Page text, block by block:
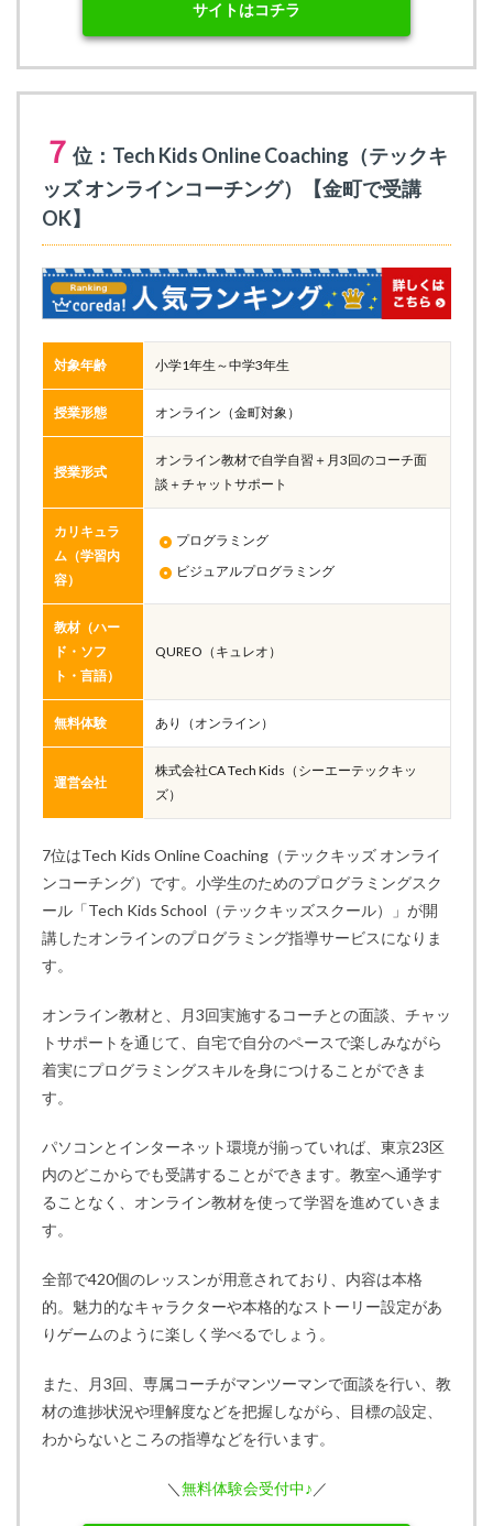
サイトはコチラ
７ 位：Tech Kids Online Coaching（テックキ
ッズ オンラインコーチング）【金町で受講
OK】
対象年齢 小学1年生～中学3年生
授業形態 オンライン（金町対象）
授業形式
オンライン教材で自学自習＋月3回のコーチ面
談＋チャットサポート
カリキュラ
ム（学習内
容）
プログラミング
ビジュアルプログラミング
教材（ハー
ド・ソフ
ト・言語）
QUREO（キュレオ）
無料体験 あり（オンライン）
運営会社
株式会社CA Tech Kids（シーエーテックキッ
ズ）
7位はTech Kids Online Coaching（テックキッズ オンライ
ンコーチング）です。小学生のためのプログラミングスク
ール「Tech Kids School（テックキッズスクール）」が開
講したオンラインのプログラミング指導サービスになりま
す。
オンライン教材と、月3回実施するコーチとの面談、チャッ
トサポートを通じて、自宅で自分のペースで楽しみながら
着実にプログラミングスキルを身につけることができま
す。
パソコンとインターネット環境が揃っていれば、東京23区
内のどこからでも受講することができます。教室へ通学す
ることなく、オンライン教材を使って学習を進めていきま
す。
全部で420個のレッスンが用意されており、内容は本格
的。魅力的なキャラクターや本格的なストーリー設定があ
りゲームのように楽しく学べるでしょう。
また、月3回、専属コーチがマンツーマンで面談を行い、教
材の進捗状況や理解度などを把握しながら、目標の設定、
わからないところの指導などを行います。
＼ 無料体験会受付中♪ ／